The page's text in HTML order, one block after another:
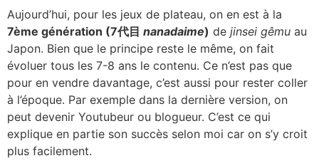
Aujourd’hui, pour les jeux de plateau, on en est à la
7ème génération (7代目 nanadaime) de jinsei gêmu au
Japon. Bien que le principe reste le même, on fait
évoluer tous les 7-8 ans le contenu. Ce n’est pas que
pour en vendre davantage, c’est aussi pour rester coller
à l’époque. Par exemple dans la dernière version, on
peut devenir Youtubeur ou blogueur. C’est ce qui
explique en partie son succès selon moi car on s’y croit
plus facilement.